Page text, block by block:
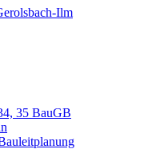
Ilm
35 BauGB